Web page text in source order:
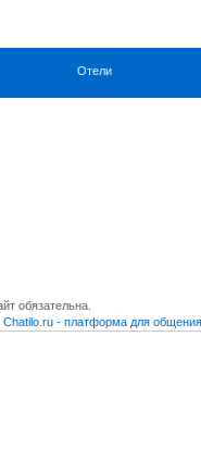
Отели
обязательна.
Chatilo.ru - платформа для